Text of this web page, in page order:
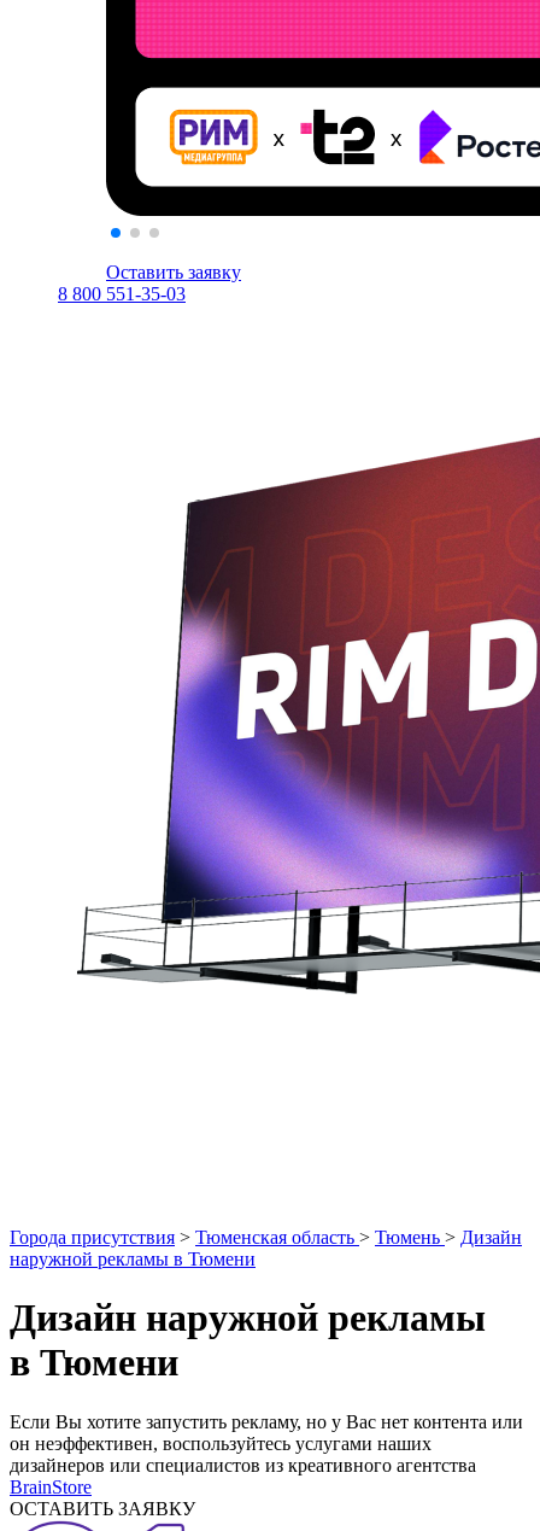
Оставить заявку
8 800 551-35-03
Города присутствия > Тюменская область > Тюмень > Дизайн
наружной рекламы в Тюмени
Дизайн наружной рекламы
в Тюмени
Если Вы хотите запустить рекламу, но у Вас нет контента или
он неэффективен, воспользуйтесь услугами наших
дизайнеров или специалистов из креативного агентства
BrainStore
ОСТАВИТЬ ЗАЯВКУ